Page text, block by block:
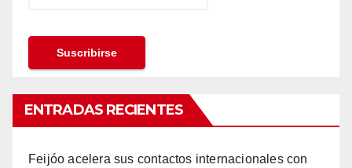
ENTRADAS RECIENTES
Feijóo acelera sus contactos internacionales con